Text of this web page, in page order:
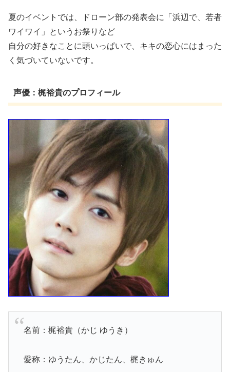
夏のイベントでは、ドローン部の発表会に「浜辺で、若者
ワイワイ」というお祭りなど
自分の好きなことに頭いっぱいで、キキの恋心にはまった
く気づいていないです。
声優：梶裕貴のプロフィール
名前：梶裕貴（かじ ゆうき）
愛称：ゆうたん、かじたん、梶きゅん